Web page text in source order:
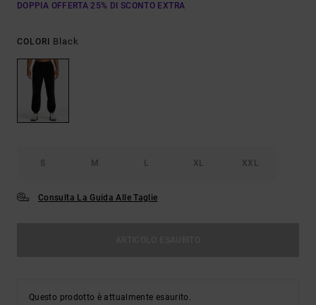
DOPPIA OFFERTA 25% DI SCONTO EXTRA
COLORI Black
S M L XL XXL
Consulta La Guida Alle Taglie
Questo prodotto è attualmente esaurito.